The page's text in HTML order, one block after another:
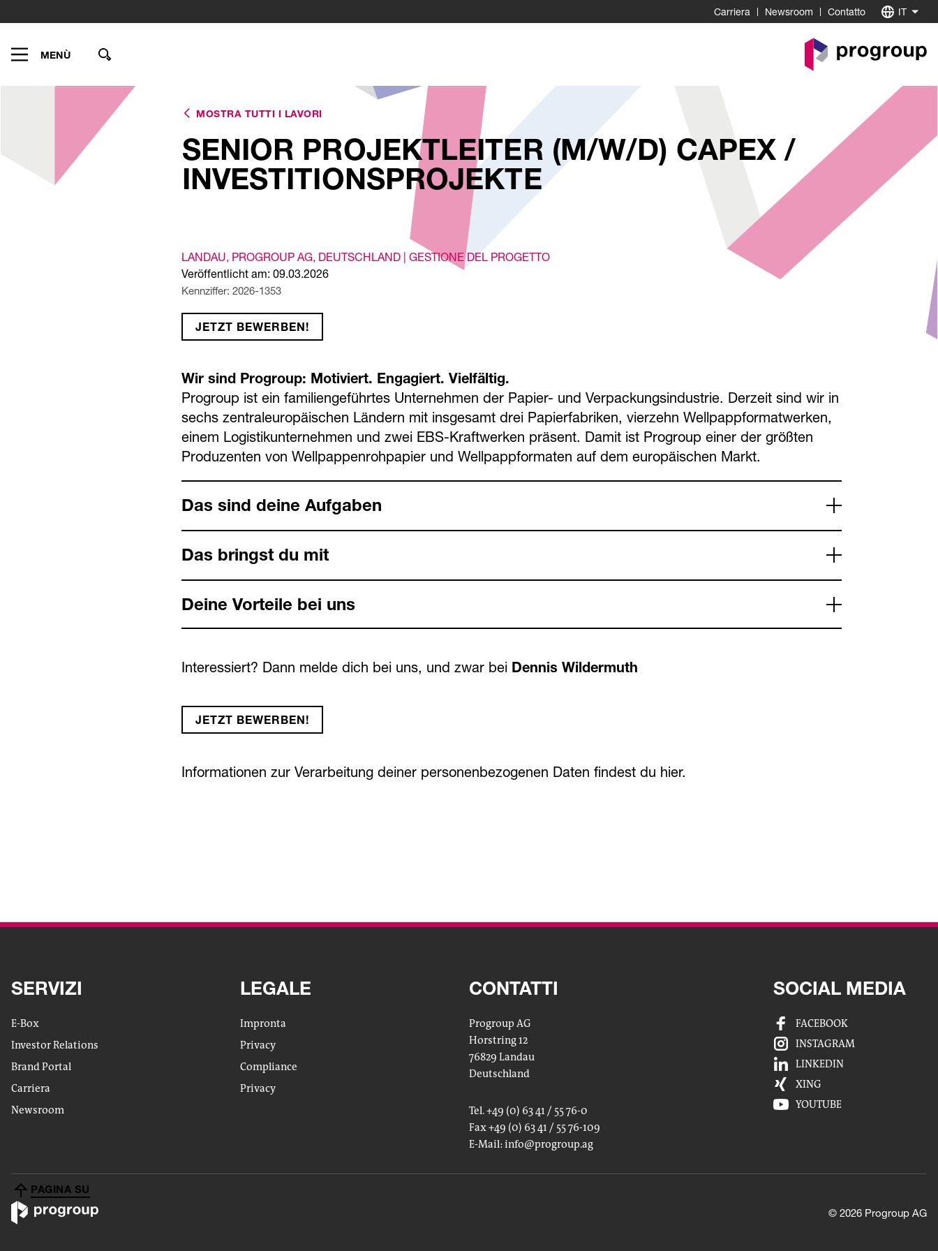
Carriera Newsroom Contatto IT
MENÙ
to
Homepage
MOSTRA TUTTI I LAVORI
SENIOR PROJEKTLEITER (M/W/D) CAPEX /
INVESTITIONSPROJEKTE
LANDAU, PROGROUP AG, DEUTSCHLAND | GESTIONE DEL PROGETTO
Veröffentlicht am: 09.03.2026
Kennziffer: 2026-1353
JETZT BEWERBEN!
Wir sind Progroup: Motiviert. Engagiert. Vielfältig.
Progroup ist ein familien­geführtes Unternehmen der Papier- und Verpackungs­industrie. Derzeit sind wir in
sechs zentral­europäischen Ländern mit insgesamt drei Papierfabriken, vierzehn Wellpapp­format­werken,
einem Logistik­unternehmen und zwei EBS-Kraftwerken präsent. Damit ist Progroup einer der größten
Produzenten von Wellpappen­rohpapier und Wellpapp­formaten auf dem europäischen Markt.
Das sind deine Aufgaben
Das bringst du mit
Deine Vorteile bei uns
Interessiert? Dann melde dich bei uns, und zwar bei Dennis Wildermuth
JETZT BEWERBEN!
Informationen zur Verarbeitung deiner personenbezogenen Daten findest du hier.
PAGINA SU
SERVIZI
E-Box
Investor Relations
Brand Portal
Carriera
Newsroom
LEGALE
Impronta
Privacy
Compliance
Privacy
CONTATTI
Progroup AG
Horstring 12
76829 Landau
Deutschland
Tel. +49 (0) 63 41 / 55 76-0
Fax +49 (0) 63 41 / 55 76-109
E-Mail:info@progroup.ag
SOCIAL MEDIA
FACEBOOK
INSTAGRAM
LINKEDIN
XING
YOUTUBE
© 2026 Progroup AG